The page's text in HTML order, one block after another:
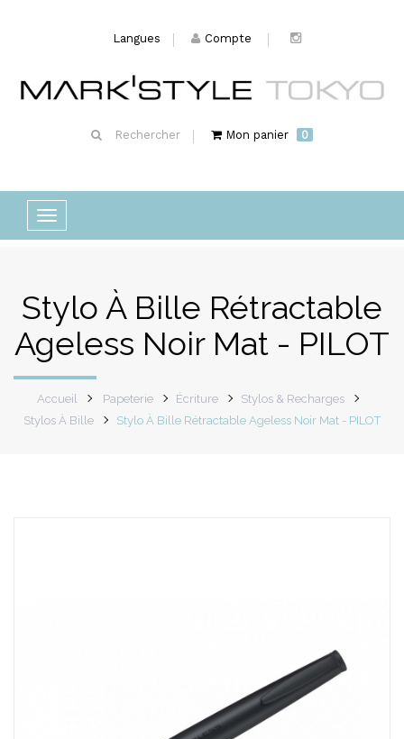
Langues Compte
Rechercher Mon panier 0
Basculer
la
Stylo À Bille Rétractable
Ageless Noir Mat - PILOT
Accueil Papeterie Écriture
Stylos & Recharges
Stylos À Bille
Stylo À Bille Rétractable Ageless Noir Mat - PILOT